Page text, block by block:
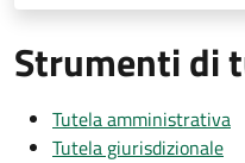
Strumenti di
Tutela amministrativa
Tutela giurisdizionale